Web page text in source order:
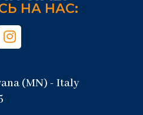
НА НАС:
(MN) - Italy